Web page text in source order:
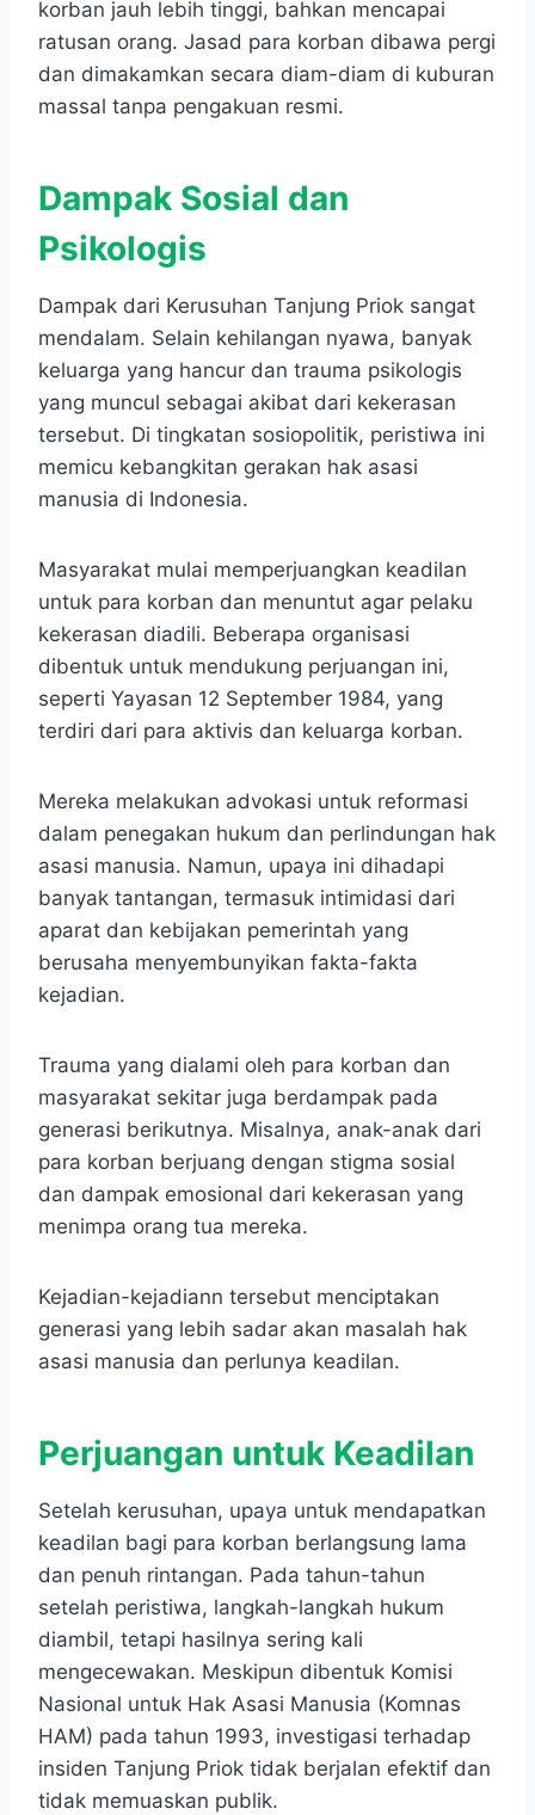
korban jauh lebih tinggi, bahkan mencapai
ratusan orang. Jasad para korban dibawa pergi
dan dimakamkan secara diam-diam di kuburan
massal tanpa pengakuan resmi.
Dampak Sosial dan
Psikologis
Dampak dari Kerusuhan Tanjung Priok sangat
mendalam. Selain kehilangan nyawa, banyak
keluarga yang hancur dan trauma psikologis
yang muncul sebagai akibat dari kekerasan
tersebut. Di tingkatan sosiopolitik, peristiwa ini
memicu kebangkitan gerakan hak asasi
manusia di Indonesia.
Masyarakat mulai memperjuangkan keadilan
untuk para korban dan menuntut agar pelaku
kekerasan diadili. Beberapa organisasi
dibentuk untuk mendukung perjuangan ini,
seperti Yayasan 12 September 1984, yang
terdiri dari para aktivis dan keluarga korban.
Mereka melakukan advokasi untuk reformasi
dalam penegakan hukum dan perlindungan hak
asasi manusia. Namun, upaya ini dihadapi
banyak tantangan, termasuk intimidasi dari
aparat dan kebijakan pemerintah yang
berusaha menyembunyikan fakta-fakta
kejadian.
Trauma yang dialami oleh para korban dan
masyarakat sekitar juga berdampak pada
generasi berikutnya. Misalnya, anak-anak dari
para korban berjuang dengan stigma sosial
dan dampak emosional dari kekerasan yang
menimpa orang tua mereka.
Kejadian-kejadiann tersebut menciptakan
generasi yang lebih sadar akan masalah hak
asasi manusia dan perlunya keadilan.
Perjuangan untuk Keadilan
Setelah kerusuhan, upaya untuk mendapatkan
keadilan bagi para korban berlangsung lama
dan penuh rintangan. Pada tahun-tahun
setelah peristiwa, langkah-langkah hukum
diambil, tetapi hasilnya sering kali
mengecewakan. Meskipun dibentuk Komisi
Nasional untuk Hak Asasi Manusia (Komnas
HAM) pada tahun 1993, investigasi terhadap
insiden Tanjung Priok tidak berjalan efektif dan
tidak memuaskan publik.